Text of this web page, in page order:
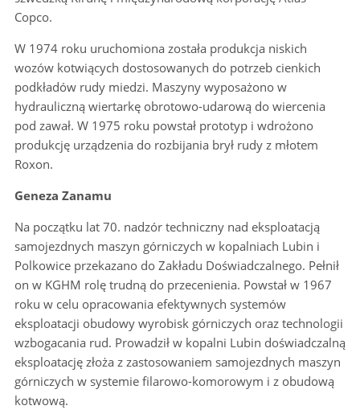
Copco.
W 1974 roku uruchomiona została produkcja niskich
wozów kotwiących dostosowanych do potrzeb cienkich
podkładów rudy miedzi. Maszyny wyposażono w
hydrauliczną wiertarkę obrotowo-udarową do wiercenia
pod zawał. W 1975 roku powstał prototyp i wdrożono
produkcję urządzenia do rozbijania brył rudy z młotem
Roxon.
Geneza Zanamu
Na początku lat 70. nadzór techniczny nad eksploatacją
samojezdnych maszyn górniczych w kopalniach Lubin i
Polkowice przekazano do Zakładu Doświadczalnego. Pełnił
on w KGHM rolę trudną do przecenienia. Powstał w 1967
roku w celu opracowania efektywnych systemów
eksploatacji obudowy wyrobisk górniczych oraz technologii
wzbogacania rud. Prowadził w kopalni Lubin doświadczalną
eksploatację złoża z zastosowaniem samojezdnych maszyn
górniczych w systemie filarowo-komorowym i z obudową
kotwową.